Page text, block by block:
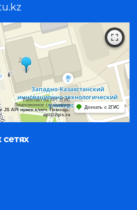
Работает на API 2ГИС
Лицензионное соглашение
JS API нужен ключ. Помощь:
api@2gis.ru
Доехать с 2ГИС